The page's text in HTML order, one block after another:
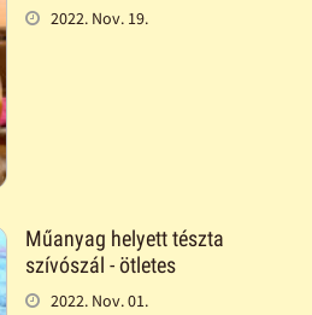
2022. Nov. 19.
Műanyag helyett tészta
szívószál - ötletes
2022. Nov. 01.